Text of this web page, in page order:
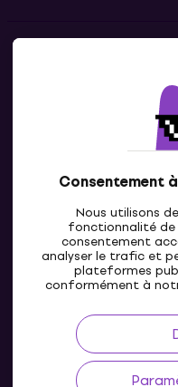
Consentement
Nous utilisons
fonctionnalité de
consentement
analyser le trafic et
plateformes
conformément à